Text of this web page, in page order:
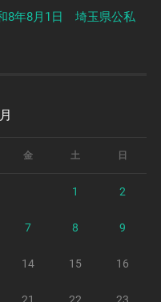
8年8月1日 埼玉県公私
金 土 日
1 2
7 8 9
14 15 16
21 22 23